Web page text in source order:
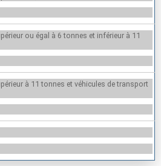
ou égal à 6 tonnes et inférieur à 11
à 11 tonnes et véhicules de transport